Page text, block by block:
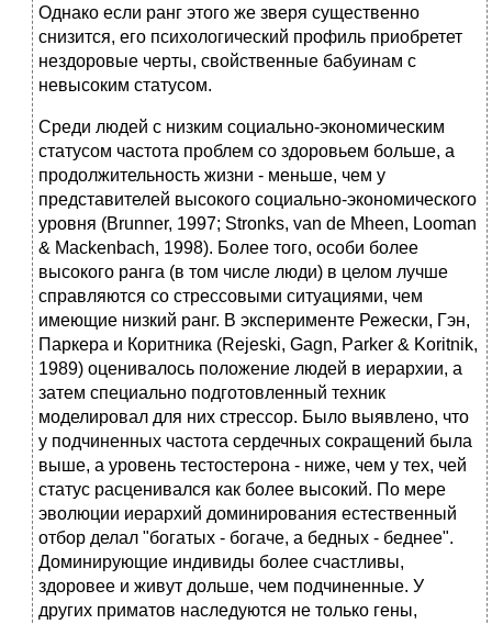
Однако если ранг этого же зверя существенно
снизится, его психологический профиль приобретет
нездоровые черты, свойственные бабуинам с
невысоким статусом.
Среди людей с низким социально-экономическим
статусом частота проблем со здоровьем больше, а
продолжительность жизни - меньше, чем у
представителей высокого социально-экономического
уровня (Brunner, 1997; Stronks, van de Mheen, Looman
& Mackenbach, 1998). Более того, особи более
высокого ранга (в том числе люди) в целом лучше
справляются со стрессовыми ситуациями, чем
имеющие низкий ранг. В эксперименте Режески, Гэн,
Паркера и Коритника (Rejeski, Gagn, Parker & Koritnik,
1989) оценивалось положение людей в иерархии, а
затем специально подготовленный техник
моделировал для них стрессор. Было выявлено, что
у подчиненных частота сердечных сокращений была
выше, а уровень тестостерона - ниже, чем у тех, чей
статус расценивался как более высокий. По мере
эволюции иерархий доминирования естественный
отбор делал "богатых - богаче, а бедных - беднее".
Доминирующие индивиды более счастливы,
здоровее и живут дольше, чем подчиненные. У
других приматов наследуются не только гены,